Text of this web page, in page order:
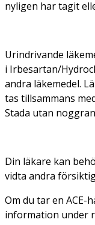
nyligen har tagit
Urindrivande
i Irbesartan/
andra läkemedel.
tas tillsammans
Stada utan
Din läkare kan
vidta andra
Om du tar en ACE-
information under